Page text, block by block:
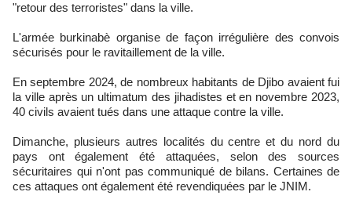
"retour des terroristes" dans la ville.
L'armée burkinabè organise de façon irrégulière des convois
sécurisés pour le ravitaillement de la ville.
En septembre 2024, de nombreux habitants de Djibo avaient fui
la ville après un ultimatum des jihadistes et en novembre 2023,
40 civils avaient tués dans une attaque contre la ville.
Dimanche, plusieurs autres localités du centre et du nord du
pays ont également été attaquées, selon des sources
sécuritaires qui n'ont pas communiqué de bilans. Certaines de
ces attaques ont également été revendiquées par le JNIM.